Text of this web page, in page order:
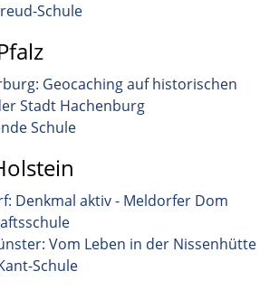
Schule
Geocaching auf historischen
Stadt Hachenburg
Schule
Denkmal aktiv - Meldorfer Dom
Vom Leben in der Nissenhütte
Schule